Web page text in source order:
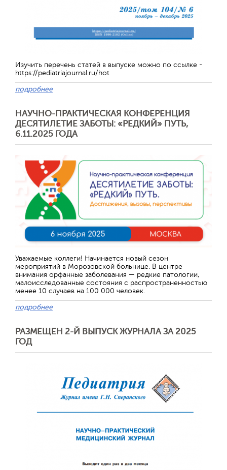
Изучить перечень статей в выпуске можно по ссылке -
https://pediatriajournal.ru/hot
подробнее
НАУЧНО-ПРАКТИЧЕСКАЯ КОНФЕРЕНЦИЯ
ДЕСЯТИЛЕТИЕ ЗАБОТЫ: «РЕДКИЙ» ПУТЬ,
6.11.2025 ГОДА
Уважаемые коллеги! Начинается новый сезон
мероприятий в Морозовской больнице. В центре
внимания орфанные заболевания — редкие патологии,
малоисследованные состояния с распространенностью
менее 10 случаев на 100 000 человек.
подробнее
РАЗМЕЩЕН 2-Й ВЫПУСК ЖУРНАЛА ЗА 2025
ГОД